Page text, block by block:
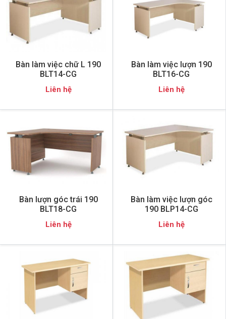
Bàn làm việc chữ L 190
BLT14-CG
Liên hệ
Bàn làm việc lượn 190
BLT16-CG
Liên hệ
Bàn lượn góc trái 190
BLT18-CG
Liên hệ
Bàn làm việc lượn góc
190 BLP14-CG
Liên hệ